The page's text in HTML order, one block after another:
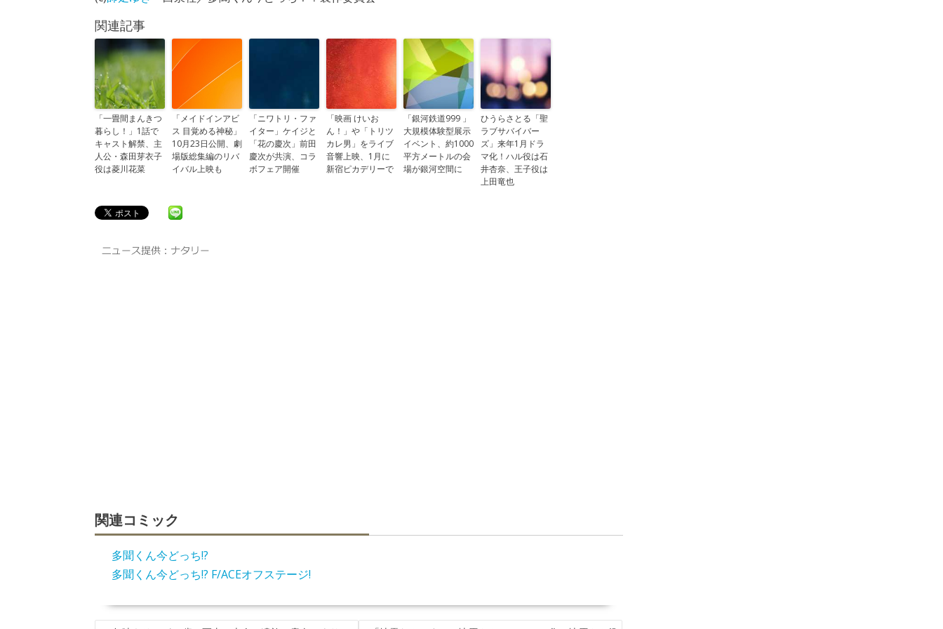
関連記事
「一畳間まんきつ
暮らし！」1話で
キャスト解禁、主
人公・森田芽衣子
役は菱川花菜
「メイドインアビ
ス 目覚める神秘」
10月23日公開、劇
場版総集編のリバ
イバル上映も
「ニワトリ・ファ
イター」ケイジと
「花の慶次」前田
慶次が共演、コラ
ボフェア開催
「映画 けいお
ん！」や「トリツ
カレ男」をライブ
音響上映、1月に
新宿ピカデリーで
「銀河鉄道999 」
大規模体験型展示
イベント、約1000
平方メートルの会
場が銀河空間に
ひうらさとる「聖
ラブサバイバー
ズ」来年1月ドラ
マ化！ハル役は石
井杏奈、王子役は
上田竜也
関連コミック
多聞くん今どっち!?
多聞くん今どっち!? F/ACEオフステージ!